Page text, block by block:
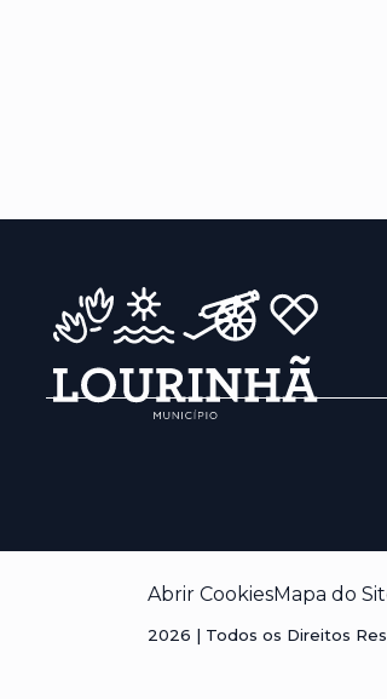
Abrir CookiesMapa do
2026 | Todos os Direitos